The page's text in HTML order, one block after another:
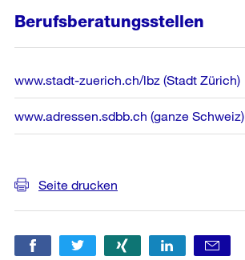
Berufsberatungsstellen
www.stadt-zuerich.ch/lbz (Stadt Zürich)
www.adressen.sdbb.ch (ganze Schweiz)
Seite drucken